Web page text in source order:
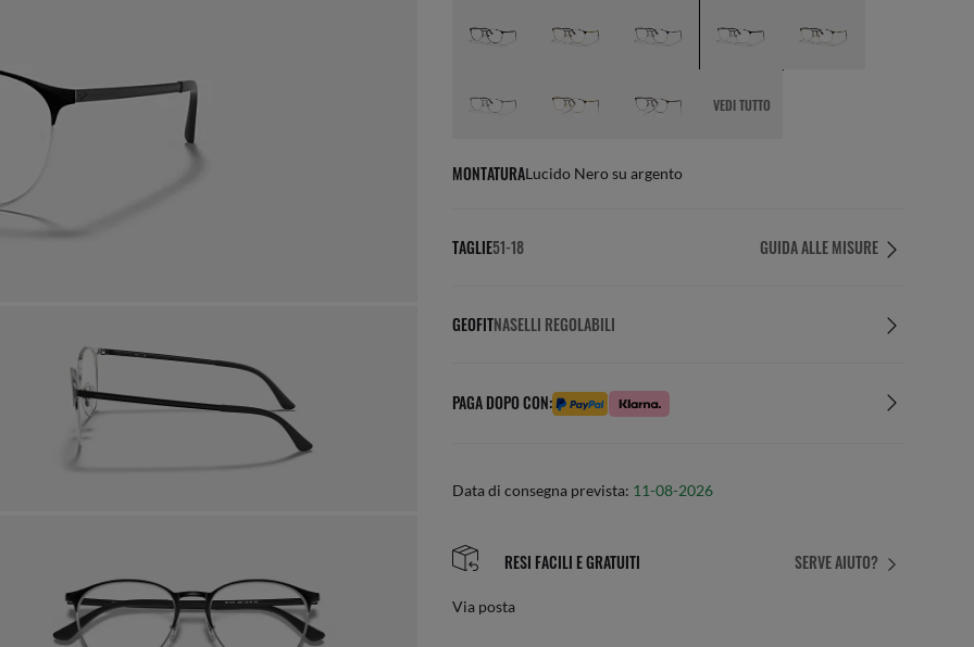
VEDI TUTTO
MONTATURALucido Nero su argento
TAGLIE51-18 GUIDA ALLE MISURE
GEOFITNASELLI REGOLABILI
PAGA DOPO CON:
Data di consegna prevista: 11-08-2026
SERVE AIUTO?
nostro team di esperti
RESI FACILI E GRATUITI
Via posta